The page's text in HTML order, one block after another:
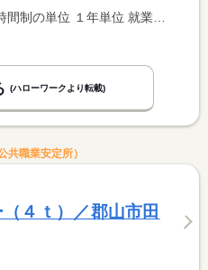
変形労働時間制 変形労働時間制の単位 １年単位 就業時間１ 8時30分〜17時30分
(ハローワークより転載)
共職業安定所）
４ｔ）／郡山市田